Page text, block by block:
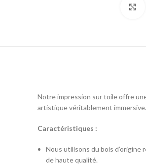
Notre impression sur toile offre
artistique véritablement immersive.
Caractéristiques :
Nous utilisons du bois
de haute qualité.